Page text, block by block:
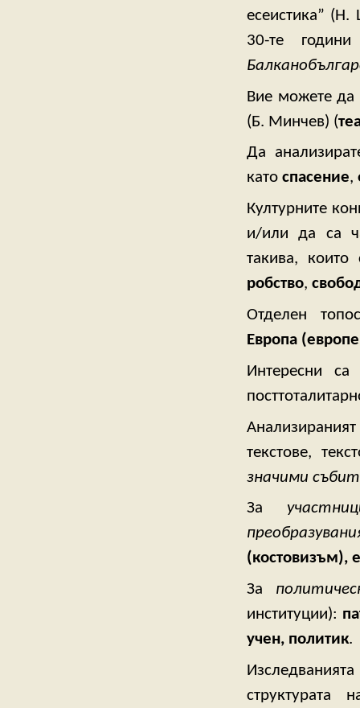
есеистика”
30-те
Вие можете да
(Б. Минчев) (
Да
като спасение,
Културните
и/или да са
такива,
робство,
Отделен
Европа
Интересни
текстове,
значими
За
(костовизъм),
За
институции):
учен, политик.
структурата